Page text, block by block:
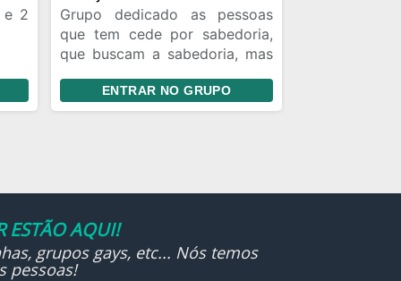
e 2
Grupo dedicado as pessoas
que tem cede por sabedoria,
que buscam a sabedoria, mas
aquela que vem dos céus. Se
você é essa pessoa, esse
ENTRAR NO GRUPO
ESTÃO AQUI!
grupos gays, etc... Nós temos
pessoas!